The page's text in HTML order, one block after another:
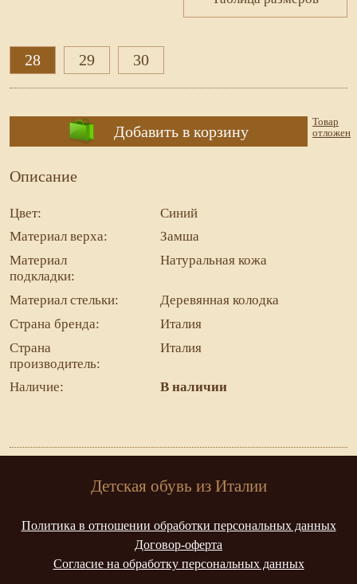
28 29 30
Добавить в корзину
Товар
отложен
Описание
Цвет:
Синий
Материал верха:
Замша
Материал
подкладки:
Натуральная кожа
Материал стельки:
Деревянная колодка
Страна бренда:
Италия
Страна
производитель:
Италия
Наличие: В наличии
Детская обувь из Италии
Политика в отношении обработки персональных данных
Договор-оферта
Согласие на обработку персональных данных